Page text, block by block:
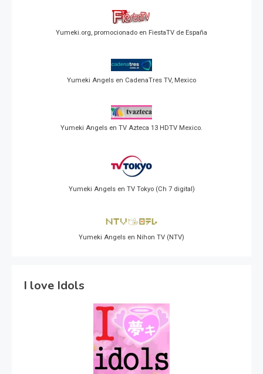
Yumeki.org, promocionado en FiestaTV de España
Yumeki Angels en CadenaTres TV, Mexico
Yumeki Angels en TV Azteca 13 HDTV Mexico.
Yumeki Angels en TV Tokyo (Ch 7 digital)
Yumeki Angels en Nihon TV (NTV)
I love Idols